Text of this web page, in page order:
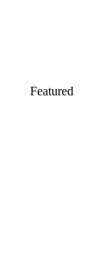
Featured